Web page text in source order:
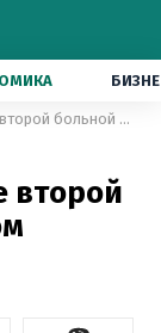
На Тернопольщине уже второй больной коронавирусом
второй